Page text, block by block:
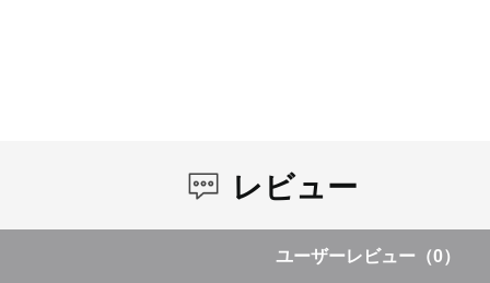
レビュー
ユーザーレビュー （0）